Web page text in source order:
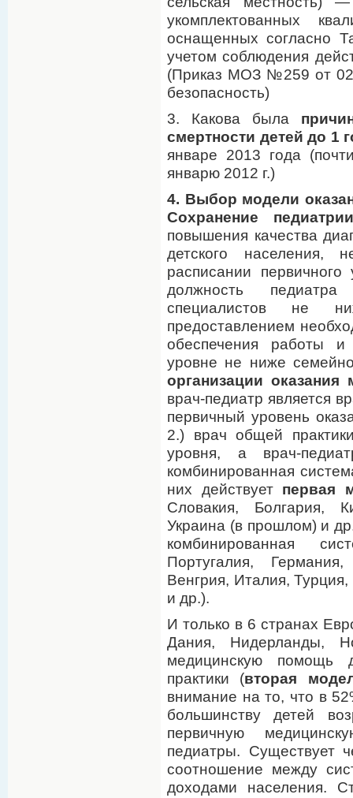
укомплектованных
оснащенных согласно
учетом соблюдения
(Приказ МОЗ №259 от
безопасность)
3. Какова была
смертности детей до 1
январе 2013 года
январю 2012 г.)
4. Выбор модели
Сохранение
повышения качества
детского населения,
расписании
должность
специалистов не
предоставлением
обеспечения работы
уровне не ниже
организации
врач-педиатр является
первичный уровень
2.) врач общей
уровня, а врач-
комбинированная
них действует первая
Словакия, Болгария,
Украина (в прошлом) и
комбинированная
Португалия,
Венгрия, Италия,
и др.).
И только в 6 странах
Дания, Нидерланды,
медицинскую помощь
практики (вторая
внимание на то, что в
большинству детей
первичную
педиатры. Существует
соотношение между
доходами населения.